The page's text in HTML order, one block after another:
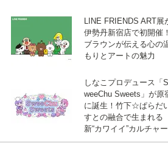
LINE FRIENDS ART展
伊勢丹新宿店で初開催！
ブラウンが伝える心の
もりとアートの魅力
しなこプロデュース「S
weeChu Sweets」が原
に誕生！竹下☆ぱらだ
すとの融合で生まれる
新“カワイイ”カルチャー